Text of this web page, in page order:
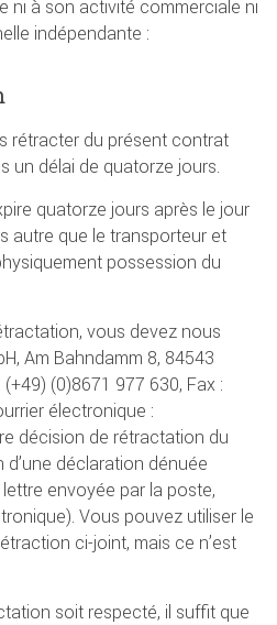
ni à son activité commerciale ni
indépendante :
rétracter du présent contrat
un délai de quatorze jours.
quatorze jours après le jour
autre que le transporteur et
possession du
vous devez nous
Am Bahndamm 8, 84543
(0)8671 977 630, Fax :
électronique :
décision de rétractation du
déclaration dénuée
lettre envoyée par la poste,
Vous pouvez utiliser le
ci-joint, mais ce n’est
soit respecté, il suffit que